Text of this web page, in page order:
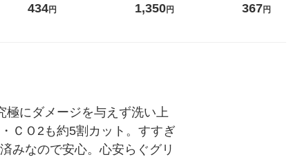
ジューシーグレープ 250mL
434円
個×3）缶詰
1,350円 367円
極にダメージを与えず洗い上
ＣＯ2も約5割カット。すすぎ
みなので安心。心安らぐグリ